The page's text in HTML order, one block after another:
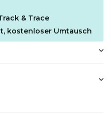
& Trace
kostenloser Umtausch